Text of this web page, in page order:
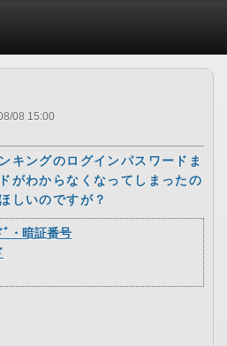
08 15:00
キングのログインパスワードま
がわからなくなってしまったの
しいのですが？
・暗証番号